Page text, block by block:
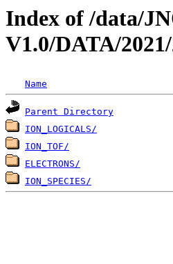
Index of /data/
V1.0/DATA/
Name
Parent Directory
ION_LOGICALS/
ION_TOF/
ELECTRONS/
ION_SPECIES/